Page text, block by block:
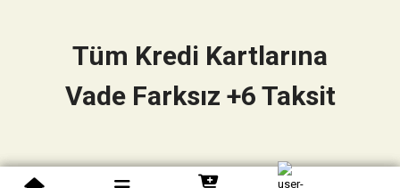
Tüm Kredi Kartlarına
Vade Farksız +6 Taksit